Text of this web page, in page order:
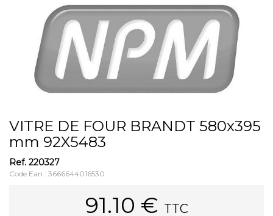
VITRE DE FOUR BRANDT 580x395
mm 92X5483
Ref. 220327
Code Ean : 3666644016530
91.10 € TTC